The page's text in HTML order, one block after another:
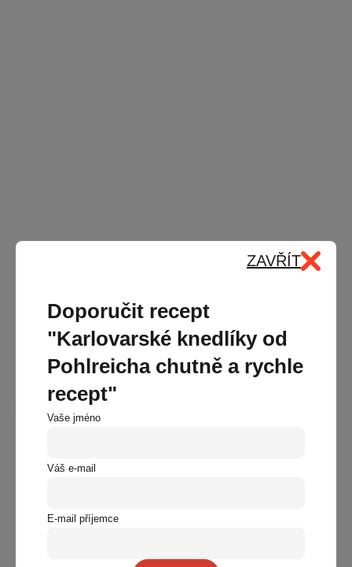
Podobné recepty
Další recepty
zimu
ZAVŘÍT
Doporučit recept
"Karlovarské knedlíky od
Pohlreicha chutně a rychle
recept"
Vaše jméno
Váš e-mail
E-mail příjemce